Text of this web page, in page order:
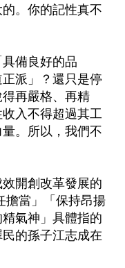
。你的記性真不
備良好的品
派」？還只是停
再嚴格、再精
入不得超過其工
。所以，我們不
開創改革發展的
擔當」「保持昂揚
氣神」具體指的
的孫子江志成在